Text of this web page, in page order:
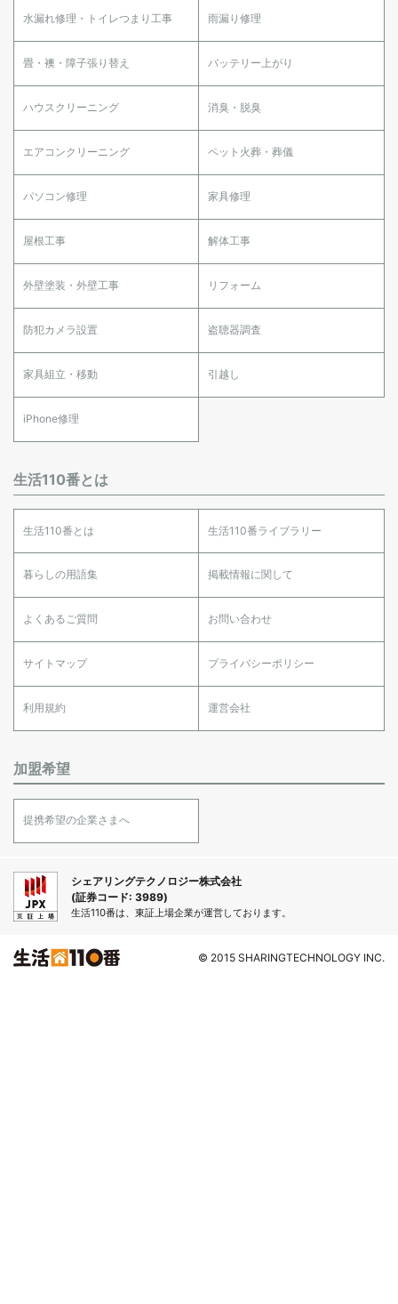
水漏れ修理・トイレつまり工事 雨漏り修理
畳・襖・障子張り替え バッテリー上がり
ハウスクリーニング 消臭・脱臭
エアコンクリーニング ペット火葬・葬儀
パソコン修理 家具修理
屋根工事 解体工事
外壁塗装・外壁工事 リフォーム
防犯カメラ設置 盗聴器調査
家具組立・移動 引越し
iPhone修理
生活110番とは
生活110番とは 生活110番ライブラリー
暮らしの用語集 掲載情報に関して
よくあるご質問 お問い合わせ
サイトマップ プライバシーポリシー
利用規約 運営会社
加盟希望
提携希望の企業さまへ
シェアリングテクノロジー株式会社
(証券コード: 3989)
生活110番は、東証上場企業が運営しております。
© 2015 SHARINGTECHNOLOGY INC.